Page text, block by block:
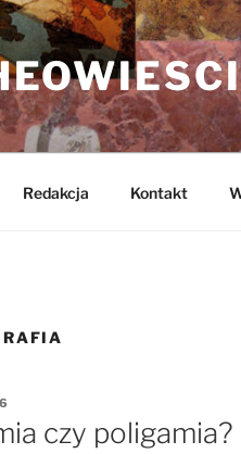
Redakcja Kontakt
czy